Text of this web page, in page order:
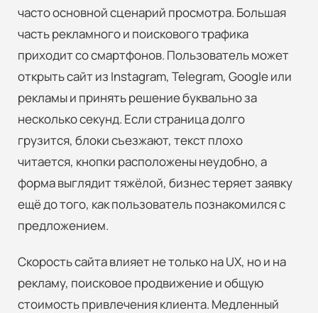
часто основной сценарий просмотра. Большая
часть рекламного и поискового трафика
приходит со смартфонов. Пользователь может
открыть сайт из Instagram, Telegram, Google или
рекламы и принять решение буквально за
несколько секунд. Если страница долго
грузится, блоки съезжают, текст плохо
читается, кнопки расположены неудобно, а
форма выглядит тяжёлой, бизнес теряет заявку
ещё до того, как пользователь познакомился с
предложением.
Скорость сайта влияет не только на UX, но и на
рекламу, поисковое продвижение и общую
стоимость привлечения клиента. Медленный